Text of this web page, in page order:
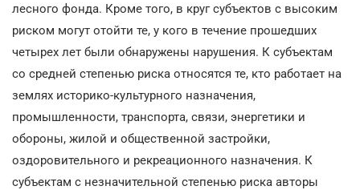
лесного фонда. Кроме того, в круг субъектов с высоким
риском могут отойти те, у кого в течение прошедших
четырех лет были обнаружены нарушения. К субъектам
со средней степенью риска относятся те, кто работает на
землях историко-культурного назначения,
промышленности, транспорта, связи, энергетики и
обороны, жилой и общественной застройки,
оздоровительного и рекреационного назначения. К
субъектам с незначительной степенью риска авторы